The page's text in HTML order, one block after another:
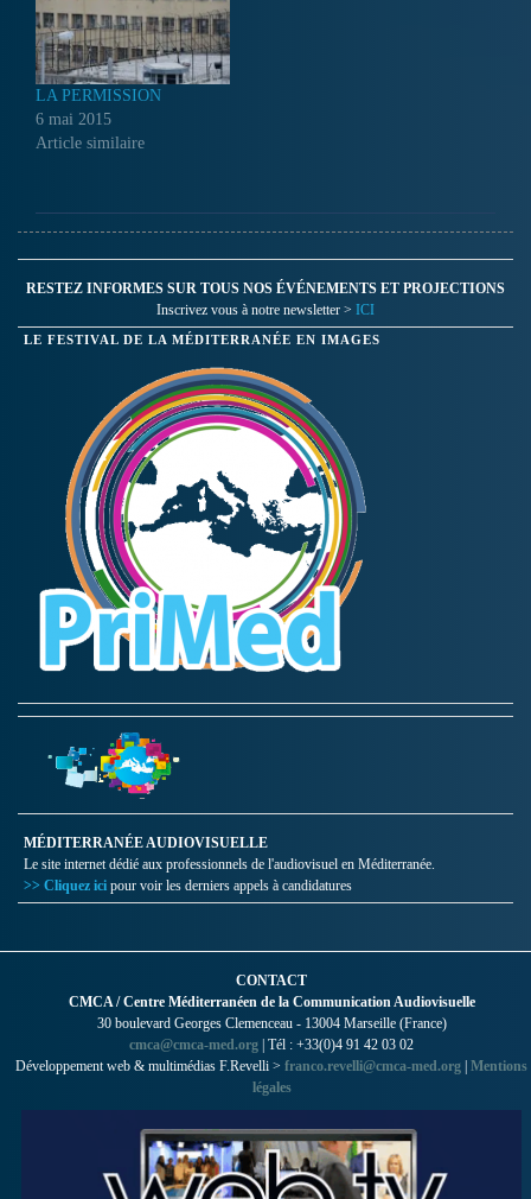
LA PERMISSION
6 mai 2015
Article similaire
RESTEZ INFORMES SUR TOUS NOS ÉVÉNEMENTS ET PROJECTIONS
Inscrivez vous à notre newsletter > ICI
LE FESTIVAL DE LA MÉDITERRANÉE EN IMAGES
MÉDITERRANÉE AUDIOVISUELLE
Le site internet dédié aux professionnels de l'audiovisuel en Méditerranée.
>> Cliquez ici pour voir les derniers appels à candidatures
CONTACT
CMCA / Centre Méditerranéen de la Communication Audiovisuelle
30 boulevard Georges Clemenceau - 13004 Marseille (France)
cmca@cmca-med.org | Tél : +33(0)4 91 42 03 02
Développement web & multimédias F.Revelli > franco.revelli@cmca-med.org Mentions
légales